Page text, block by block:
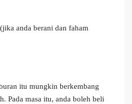
anda berani dan faham
itu mungkin berkembang
Pada masa itu, anda boleh beli